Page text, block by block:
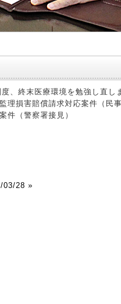
、終末医療環境を勉強し直し
理損害賠償請求対応案件（民
案件（警察署接見）
03/28 »